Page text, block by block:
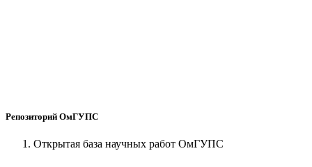
Репозиторий ОмГУПС
Открытая база научных работ ОмГУПС